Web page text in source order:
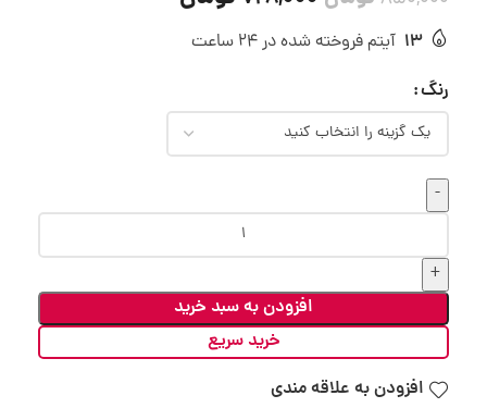
13 آیتم فروخته شده در 24 ساعت
رنگ
افزودن به سبد خرید
خرید سریع
افزودن به علاقه مندی